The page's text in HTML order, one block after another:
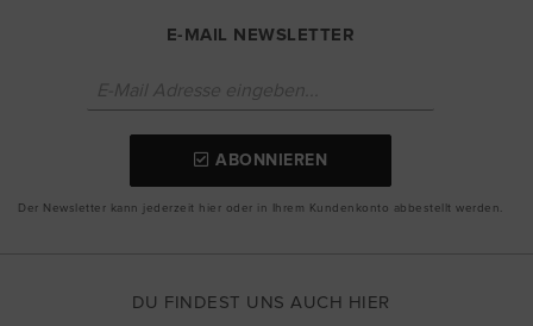
E-MAIL NEWSLETTER
ABONNIEREN
Der Newsletter kann jederzeit hier oder in Ihrem Kundenkonto abbestellt werden.
DU FINDEST UNS AUCH HIER